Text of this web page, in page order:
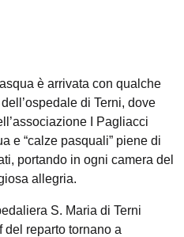
è arrivata con qualche
di Terni, dove
I Pagliacci
e “calze pasquali” piene di
portando in ogni camera del
allegria.
S. Maria di Terni
del reparto tornano a